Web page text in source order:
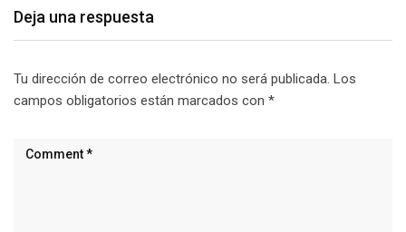
Deja una respuesta
Tu dirección de correo electrónico no será publicada. Los
campos obligatorios están marcados con *